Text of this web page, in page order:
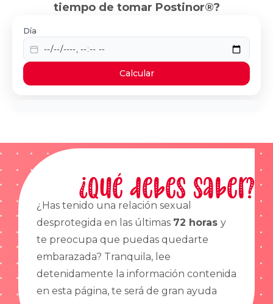
tiempo de tomar Postinor®?
Día
Calcular
¿Qué debes saber?
¿Has tenido una relación sexual
desprotegida en las últimas 72 horas y
te preocupa que puedas quedarte
embarazada? Tranquila, lee
detenidamente la información contenida
en esta página, te será de gran ayuda